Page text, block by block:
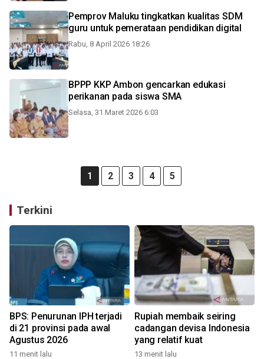
Pemprov Maluku tingkatkan kualitas SDM
guru untuk pemerataan pendidikan digital
Rabu, 8 April 2026 18:26
BPPP KKP Ambon gencarkan edukasi
perikanan pada siswa SMA
Selasa, 31 Maret 2026 6:03
1 2 3 4 5
Terkini
BPS: Penurunan IPH terjadi
di 21 provinsi pada awal
Agustus 2026
11 menit lalu
Rupiah membaik seiring
cadangan devisa Indonesia
yang relatif kuat
13 menit lalu